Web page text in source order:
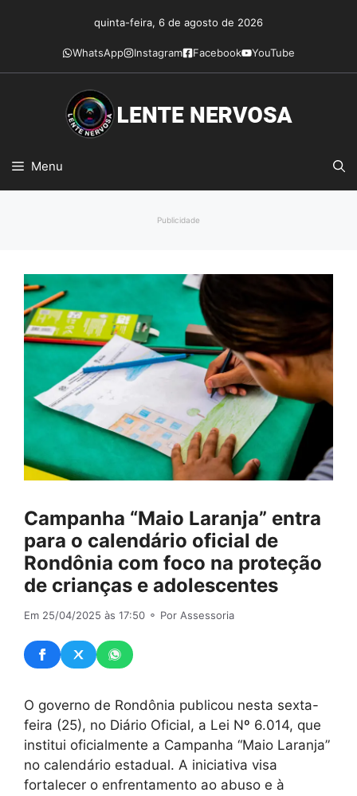
conteúdo
quinta-feira, 6 de agosto de 2026
WhatsApp Instagram Facebook YouTube
Menu
Publicidade
Campanha “Maio Laranja” entra
para o calendário oficial de
Rondônia com foco na proteção
de crianças e adolescentes
Em 25/04/2025 às 17:50 ⚬ Por Assessoria
O governo de Rondônia publicou nesta sexta-
feira (25), no Diário Oficial, a Lei Nº 6.014, que
institui oficialmente a Campanha “Maio Laranja”
no calendário estadual. A iniciativa visa
fortalecer o enfrentamento ao abuso e à